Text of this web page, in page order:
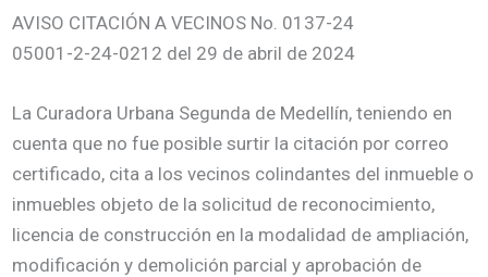
AVISO CITACIÓN A VECINOS No. 0137-24
05001-2-24-0212 del 29 de abril de 2024
La Curadora Urbana Segunda de Medellín, teniendo en
cuenta que no fue posible surtir la citación por correo
certificado, cita a los vecinos colindantes del inmueble o
inmuebles objeto de la solicitud de reconocimiento,
licencia de construcción en la modalidad de ampliación,
modificación y demolición parcial y aprobación de